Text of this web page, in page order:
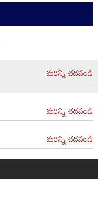
మరిన్ని చదవండి
మరిన్ని చదవండి
మరిన్ని చదవండి